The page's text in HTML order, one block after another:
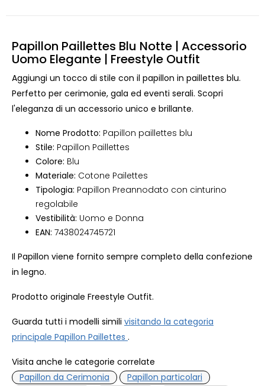
Papillon Paillettes Blu Notte | Accessorio
Uomo Elegante | Freestyle Outfit
Aggiungi un tocco di stile con il papillon in paillettes blu.
Perfetto per cerimonie, gala ed eventi serali. Scopri
l'eleganza di un accessorio unico e brillante.
Nome Prodotto: Papillon paillettes blu
Stile: Papillon Paillettes
Colore: Blu
Materiale: Cotone Pailettes
Tipologia: Papillon Preannodato con cinturino
regolabile
Vestibilità: Uomo e Donna
EAN: 7438024745721
Il Papillon viene fornito sempre completo della confezione
in legno.
Prodotto originale Freestyle Outfit.
Guarda tutti i modelli simili visitando la categoria
principale Papillon Paillettes .
Visita anche le categorie correlate
Papillon da Cerimonia
Papillon particolari